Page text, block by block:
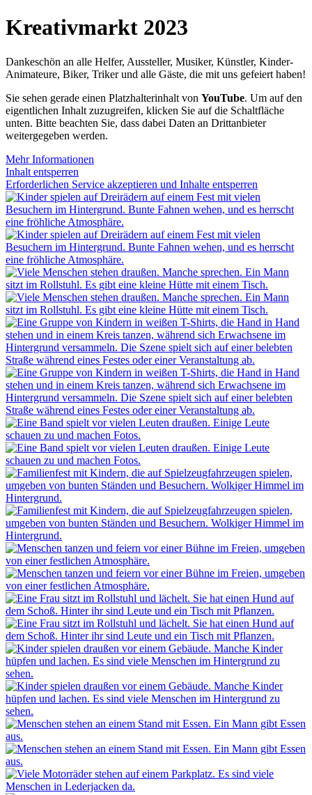
Kreativmarkt 2023
Dankeschön an alle Helfer, Aussteller, Musiker, Künstler, Kinder-
Animateure, Biker, Triker und alle Gäste, die mit uns gefeiert haben!
Sie sehen gerade einen Platzhalterinhalt von YouTube. Um auf den
eigentlichen Inhalt zuzugreifen, klicken Sie auf die Schaltfläche
unten. Bitte beachten Sie, dass dabei Daten an Drittanbieter
weitergegeben werden.
Mehr Informationen
Inhalt entsperren
Erforderlichen Service akzeptieren und Inhalte entsperren